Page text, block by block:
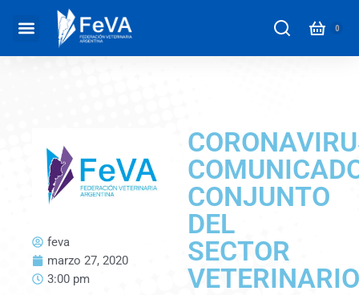
feva
marzo 27, 2020
3:00 pm
CONJUNTO
DEL
SECTOR
VETERINARIO